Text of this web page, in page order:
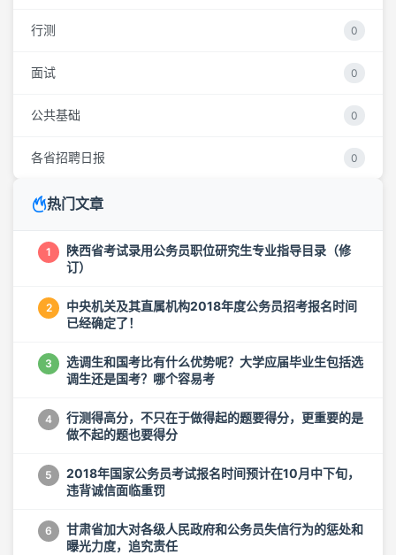
行测 0
面试 0
公共基础 0
各省招聘日报 0
热门文章
1
陕西省考试录用公务员职位研究生专业指导目录（修
订）
2
中央机关及其直属机构2018年度公务员招考报名时间
已经确定了！
3
选调生和国考比有什么优势呢？大学应届毕业生包括选
调生还是国考？哪个容易考
4
行测得高分，不只在于做得起的题要得分，更重要的是
做不起的题也要得分
5
2018年国家公务员考试报名时间预计在10月中下旬，
违背诚信面临重罚
6
甘肃省加大对各级人民政府和公务员失信行为的惩处和
曝光力度，追究责任